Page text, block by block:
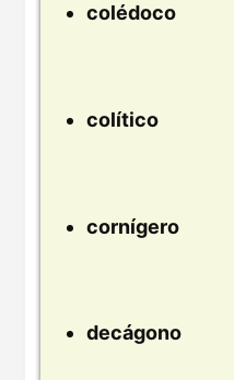
colédoco
colítico
cornígero
decágono